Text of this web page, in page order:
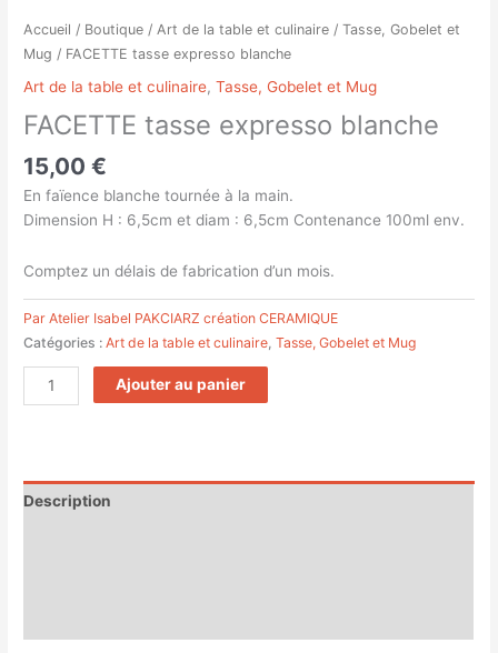
Accueil / Boutique / Art de la table et culinaire /Tasse, Gobelet et
Mug / FACETTE tasse expresso blanche
Art de la table et culinaire,Tasse, Gobelet et Mug
FACETTE tasse expresso blanche
15,00€
En faïence blanche tournée à la main.
Dimension H : 6,5cm et diam : 6,5cm Contenance 100ml env.
Comptez un délais de fabrication d’un mois.
Par Atelier Isabel PAKCIARZ création CERAMIQUE
Catégories :Art de la table et culinaire ,Tasse, Gobelet et Mug
Ajouter au panier
Description